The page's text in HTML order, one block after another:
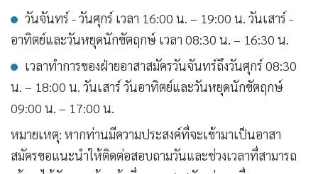
วันจันทร์ - วันศุกร์ เวลา 16:00 น. – 19:00 น. วันเสาร์ -
อาทิตย์และวันหยุดนักขัตฤกษ์ เวลา 08:30 น. – 16:30 น.
เวลาทำการของฝ่ายอาสาสมัครวันจันทร์ถึงวันศุกร์ 08:30
น. – 18:00 น. วันเสาร์ วันอาทิตย์และวันหยุดนักขัตฤกษ์
09:00 น. – 17:00 น.
หมายเหตุ: หากท่านมีความประสงค์ที่จะเข้ามาเป็นอาสา
สมัครขอแนะนำให้ติดต่อสอบถามวันและช่วงเวลาที่สามารถ